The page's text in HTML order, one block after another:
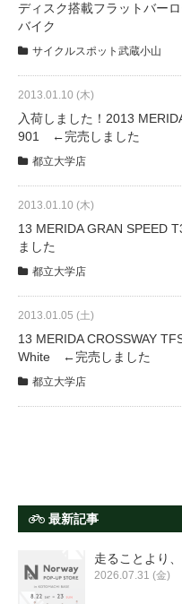
ディスク搭載フラットバー
バイク
サイクルスポット武蔵小山
2013.01.10 (木)
入荷しました！2013
901 ←完売しました
都立大学店
2013.01.10 (木)
13 MERIDA GRAN SPEED
ました
都立大学店
2013.01.05 (土)
13 MERIDA CROSSWAY
White ←完売しました
都立大学店
最新記事
走ることより
2026.07.31 (金)